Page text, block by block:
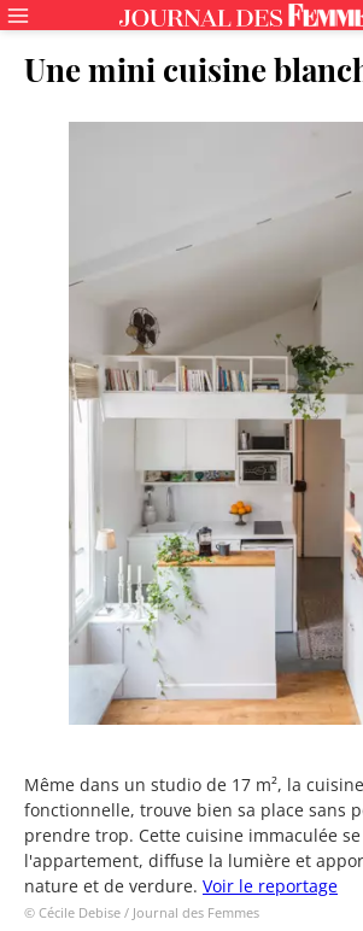
Une mini cuisine
Même dans un studio de 17 m², la
fonctionnelle, trouve bien sa place sans
prendre trop. Cette cuisine immaculée
l'appartement, diffuse la lumière et
nature et de verdure. Voir le reportage
© Cécile Debise / Journal des Femmes